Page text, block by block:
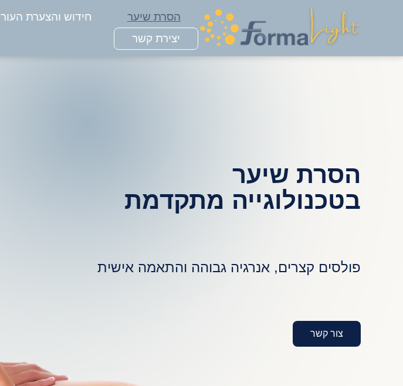
הסרת שיער חידוש והצערת העור
יצירת קשר
הסרת שיער
בטכנולוגייה מתקדמת
פולסים קצרים, אנרגיה גבוהה והתאמה אישית
צור קשר